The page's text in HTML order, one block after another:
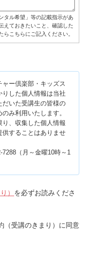
タル希望」等の記載指示があ
えておきたいこと、確認した
らこちらにご記入ください。
ー倶楽部・キッズス
した個人情報は当社
いた受講生の皆様の
み利用いたします。
、収集した個人情報
供することはありませ
（月～金曜10時～1
） を必ずお読みくださ
（受講のきまり）に同意